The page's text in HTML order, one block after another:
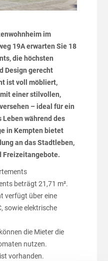
im
19A erwarten Sie 18
die höchsten
Design gerecht
ist voll möbliert,
einer stilvollen,
– ideal für ein
Leben während des
in Kempten bietet
an das Stadtleben,
Freizeitangebote.
beträgt 21,71 m².
verfügt über eine
sowie elektrische
die Mieter die
nutzen.
vorhanden.